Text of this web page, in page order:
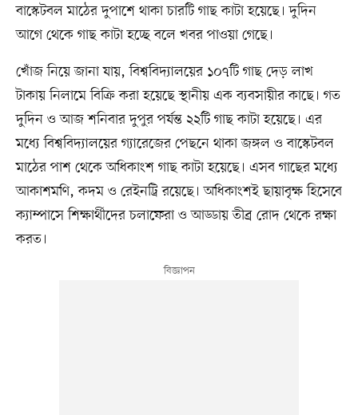
বাস্কেটবল মাঠের দুপাশে থাকা চারটি গাছ কাটা হয়েছে। দুদিন
আগে থেকে গাছ কাটা হচ্ছে বলে খবর পাওয়া গেছে।
খোঁজ নিয়ে জানা যায়, বিশ্ববিদ্যালয়ের ১০৭টি গাছ দেড় লাখ
টাকায় নিলামে বিক্রি করা হয়েছে স্থানীয় এক ব্যবসায়ীর কাছে। গত
দুদিন ও আজ শনিবার দুপুর পর্যন্ত ২২টি গাছ কাটা হয়েছে। এর
মধ্যে বিশ্ববিদ্যালয়ের গ্যারেজের পেছনে থাকা জঙ্গল ও বাস্কেটবল
মাঠের পাশ থেকে অধিকাংশ গাছ কাটা হয়েছে। এসব গাছের মধ্যে
আকাশমণি, কদম ও রেইনট্রি রয়েছে। অধিকাংশই ছায়াবৃক্ষ হিসেবে
ক্যাম্পাসে শিক্ষার্থীদের চলাফেরা ও আড্ডায় তীব্র রোদ থেকে রক্ষা
করত।